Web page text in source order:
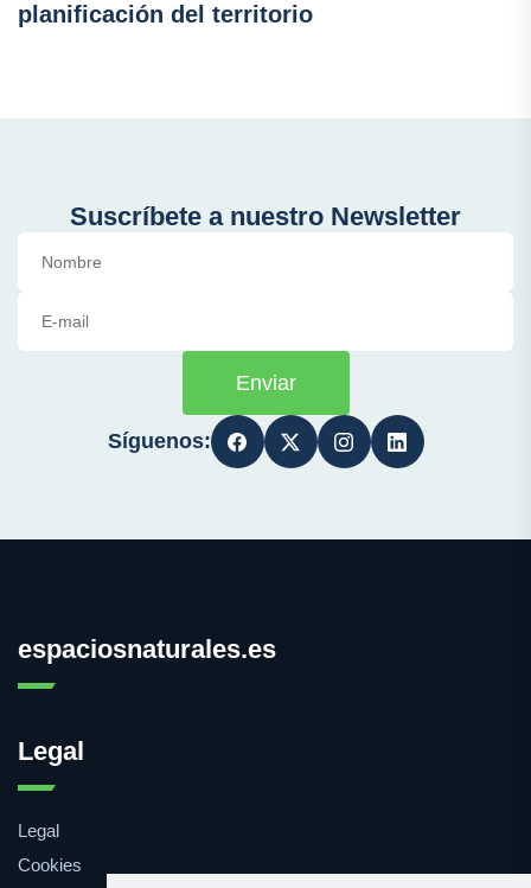
planificación del territorio
Suscríbete a nuestro Newsletter
Enviar
Síguenos:
espaciosnaturales.es
Legal
Legal
Cookies